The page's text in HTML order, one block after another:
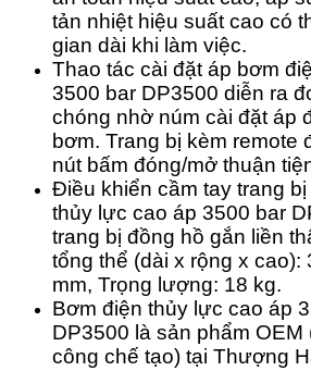
tản nhiệt hiệu suất cao có
gian dài khi làm việc.
Thao tác cài đặt áp bơm
3500 bar DP3500 diễn ra
chóng nhờ núm cài đặt áp
bơm. Trang bị kèm remote
nút bấm đóng/mở thuận
Điều khiển cầm tay trang
thủy lực cao áp 3500 bar
trang bị đồng hồ gắn liền
tổng thể (dài x rộng x cao):
mm, Trọng lượng: 18 kg.
Bơm điện thủy lực cao áp
DP3500 là sản phẩm OEM
công chế tạo) tại Thượng